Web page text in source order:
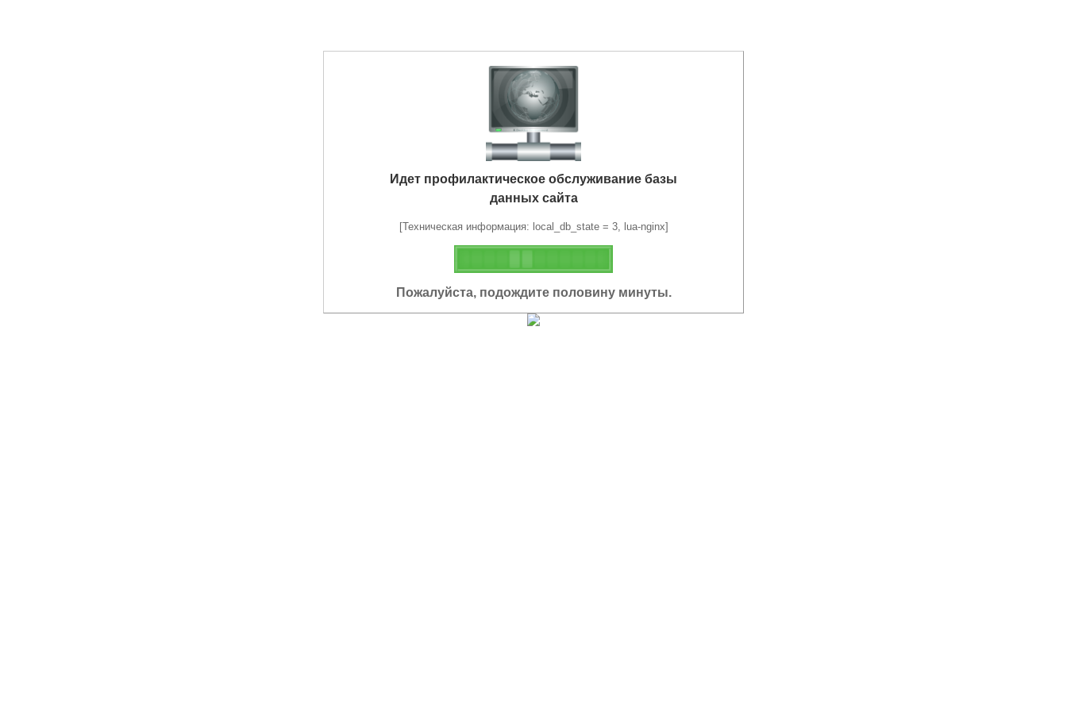
Идет профилактическое обслуживание базы
данных сайта
[Техническая информация: local_db_state = 3, lua-nginx]
Пожалуйста, подождите половину минуты.